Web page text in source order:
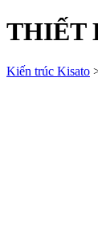
THIẾT
Kiến trúc Kisato